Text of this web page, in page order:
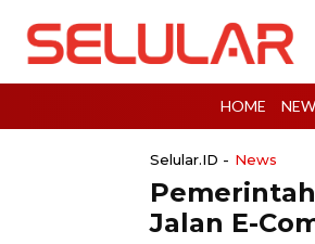
HOME
Selular.ID - News
Jalan E-